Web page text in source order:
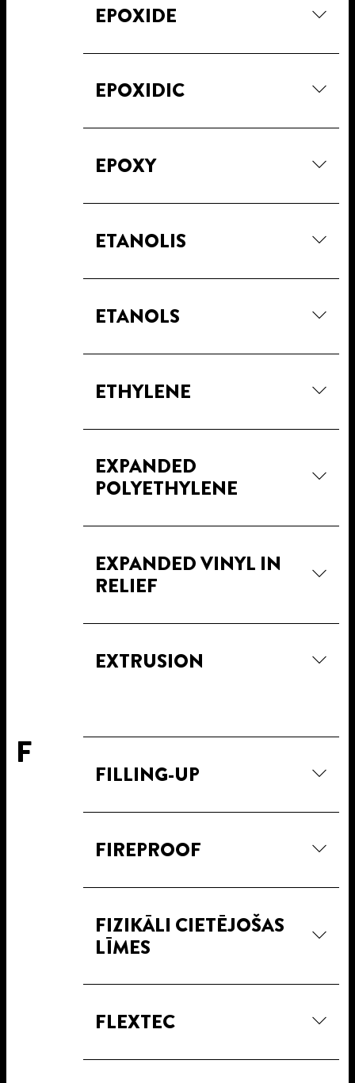
EPOXIDE
EPOXIDIC
EPOXY
ETANOLIS
ETANOLS
ETHYLENE
EXPANDED
POLYETHYLENE
EXPANDED VINYL IN
RELIEF
EXTRUSION
F
FILLING-UP
FIREPROOF
FIZIKĀLI CIETĒJOŠAS
LĪMES
FLEXTEC